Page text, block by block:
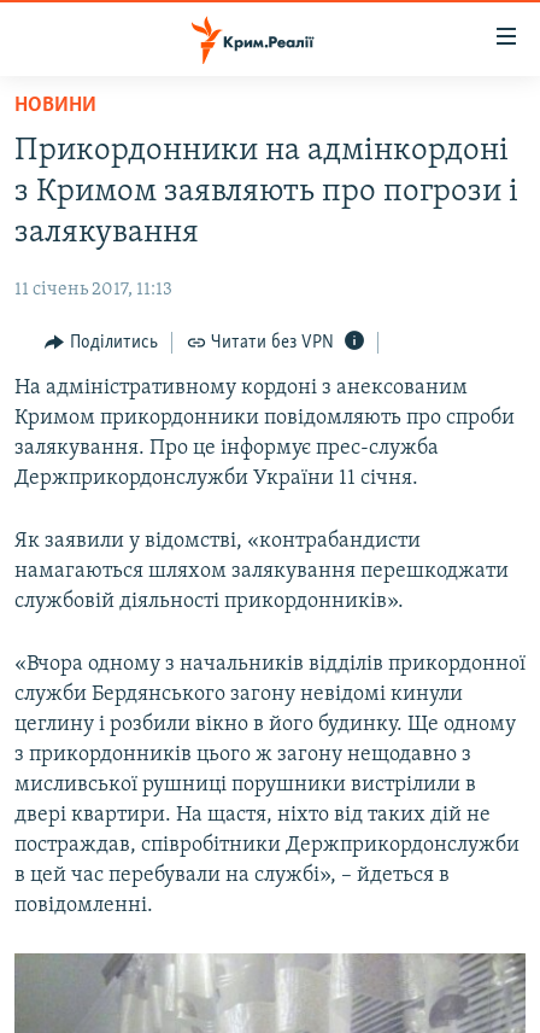
Перейти
основного
матеріалу
Перейти
до
основної
Перейти
пошуку
ВОДА.КРИМ
ВІДЕО ТА ФОТО
БЛОГИ
ПОГЛЯД
ІНТЕРВ'Ю
ВСЕ ЗА ДЕНЬ
СПЕЦПРОЕКТИ
ВІДЕОУРОКИ «ELIFBE»
СВІДЧЕННЯ ОКУПАЦІЇ
ІНФОГРАФІКА
Русский
ДОЛУЧАЙСЯ!
Усі сайти RFE/RL
НОВИНИ
Прикордонники на адмінкордоні
з Кримом заявляють про погрози і
залякування
11 січень 2017, 11:13
Поділитись Читати без VPN
На адміністративному кордоні з анексованим
Кримом прикордонники повідомляють про спроби
залякування. Про це інформує прес-служба
Держприкордонслужби України 11 січня.
Як заявили у відомстві, «контрабандисти
намагаються шляхом залякування перешкоджати
службовій діяльності прикордонників».
«Вчора одному з начальників відділів прикордонної
служби Бердянського загону невідомі кинули
цеглину і розбили вікно в його будинку. Ще одному
з прикордонників цього ж загону нещодавно з
мисливської рушниці порушники вистрілили в
двері квартири. На щастя, ніхто від таких дій не
постраждав, співробітники Держприкордонслужби
в цей час перебували на службі», – йдеться в
повідомленні.